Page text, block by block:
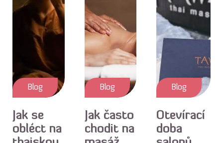
Blog
Jak se
obléct na
Blog
Jak často
chodit na
Blog
Otevírací
doba